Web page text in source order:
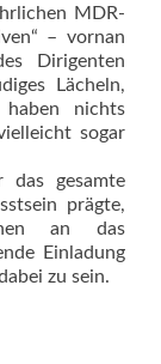
MDR-
– vornan
Dirigenten
Lächeln,
nichts
sogar
das gesamte
prägte,
an das
Einladung
zu sein.